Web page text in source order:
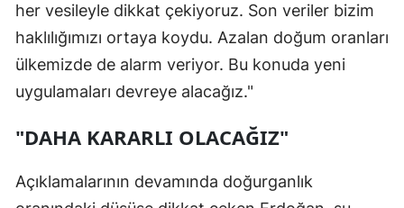
Muş
Nevşehir
her vesileyle dikkat çekiyoruz. Son veriler bizim
haklılığımızı ortaya koydu. Azalan doğum oranları
ülkemizde de alarm veriyor. Bu konuda yeni
uygulamaları devreye alacağız."
"DAHA KARARLI OLACAĞIZ"
Açıklamalarının devamında doğurganlık